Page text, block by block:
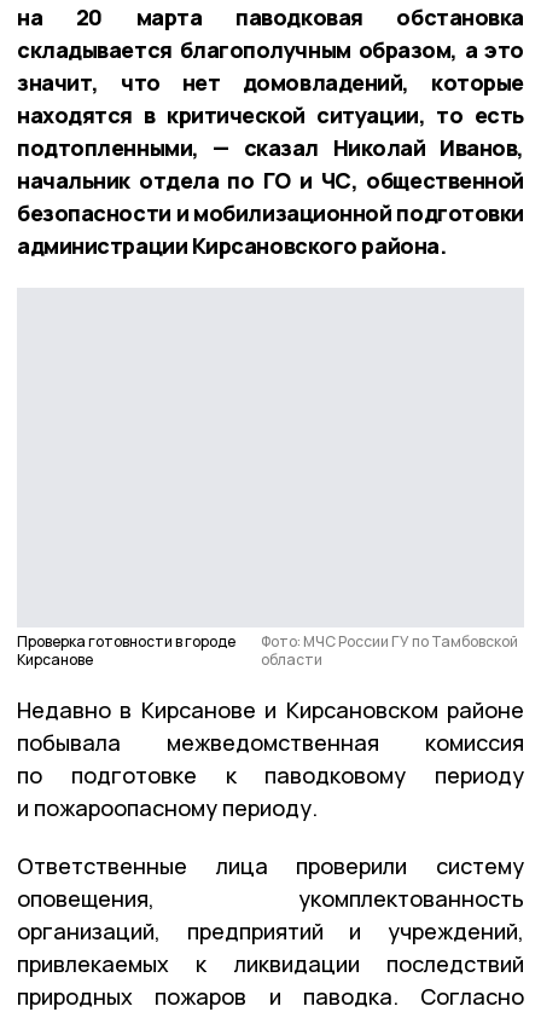
на 20 марта паводковая обстановка
складывается благополучным образом, а это
значит, что нет домовладений, которые
находятся в критической ситуации, то есть
подтопленными, — сказал Николай Иванов,
начальник отдела по ГО и ЧС, общественной
безопасности и мобилизационной подготовки
администрации Кирсановского района.
Проверка готовности в городе
Кирсанове
Фото: МЧС России ГУ по Тамбовской
области
Недавно в Кирсанове и Кирсановском районе
побывала межведомственная комиссия
по подготовке к паводковому периоду
и пожароопасному периоду.
Ответственные лица проверили систему
оповещения, укомплектованность
организаций, предприятий и учреждений,
привлекаемых к ликвидации последствий
природных пожаров и паводка. Согласно